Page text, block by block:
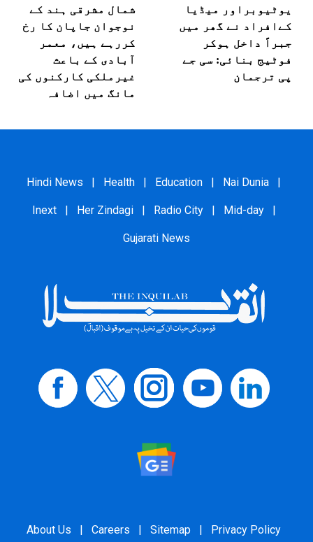
یوٹیوبراور میڈیا
کےافراد نے گھر میں
جبراً داخل ہوکر
فوٹیج بنائی: سی جے
پی ترجمان
شمال مشرقی ہند کے
نوجوان جاپان کا رخ
کررہے ہیں، معمر
آبادی کے باعث
غیرملکی کارکنوں کی
مانگ میں اضافہ
Hindi News | Health | Education | Nai Dunia |
Inext | Her Zindagi | Radio City | Mid-day |
Gujarati News
About Us | Careers | Sitemap | Privacy Policy